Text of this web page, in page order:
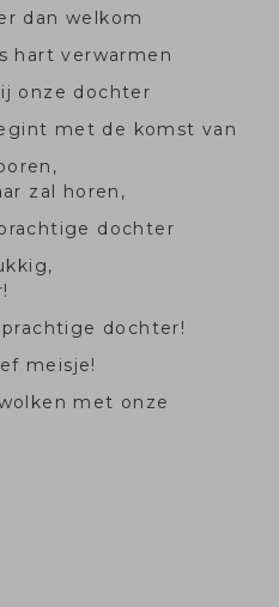
dan welkom
hart verwarmen
onze dochter
met de komst van
zal horen,
dochter
dochter!
meisje!
met onze